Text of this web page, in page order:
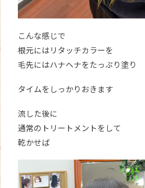
こんな感じで
根元にはリタッチカラーを
毛先にはハナヘナをたっぷり塗り
タイムをしっかりおきます
流した後に
通常のトリートメントをして
乾かせば